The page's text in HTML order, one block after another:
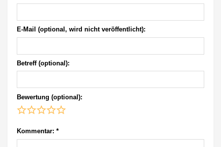
E-Mail (optional, wird nicht veröffentlicht):
Betreff (optional):
Bewertung (optional):
Kommentar: *